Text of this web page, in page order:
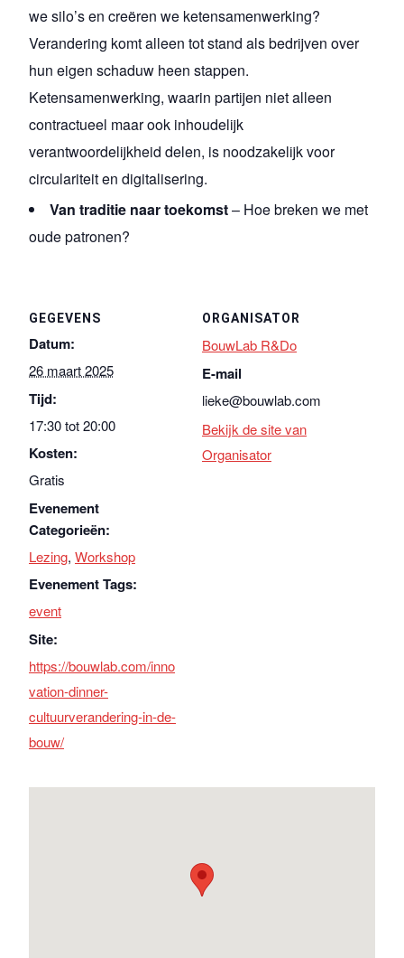
we silo’s en creëren we ketensamenwerking?
Verandering komt alleen tot stand als bedrijven over
hun eigen schaduw heen stappen.
Ketensamenwerking, waarin partijen niet alleen
contractueel maar ook inhoudelijk
verantwoordelijkheid delen, is noodzakelijk voor
circulariteit en digitalisering.
Van traditie naar toekomst– Hoe breken we met
oude patronen?
GEGEVENS
Datum:
26 maart 2025
Tijd:
17:30 tot 20:00
Kosten:
Gratis
Evenement
Categorieën:
Lezing, Workshop
Evenement Tags:
event
Site:
https://bouwlab.com/inno
vation-dinner-
cultuurverandering-in-de-
bouw/
ORGANISATOR
BouwLab R&Do
E-mail
lieke@bouwlab.com
Bekijk de site van
Organisator